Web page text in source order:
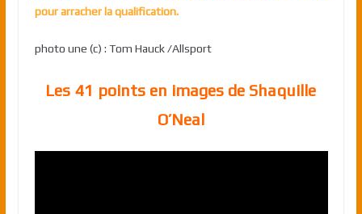
pour arracher la qualification.
photo une (c) : Tom Hauck /Allsport
Les 41 points en images de Shaquille
O’Neal